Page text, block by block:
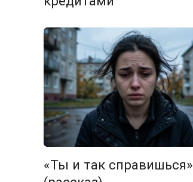
«Ты и так справишься»